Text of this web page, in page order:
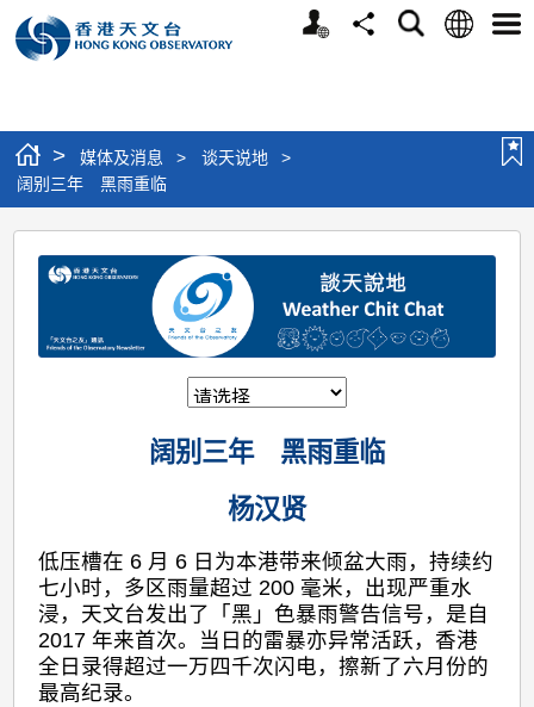
个
分
搜
语
选
> 媒体及消息 > 谈天说地
>
阔别三年 黑雨重临
阔
年
阔别三年 黑雨重临
杨汉贤
低压槽在 6 月 6 日为本港带来倾盆大雨，持续约
七小时，多区雨量超过 200 毫米，出现严重水
浸，天文台发出了「黑」色暴雨警告信号，是自
2017 年来首次。当日的雷暴亦异常活跃，香港
全日录得超过一万四千次闪电，擦新了六月份的
最高纪录。